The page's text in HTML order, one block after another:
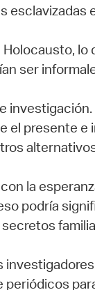
ser
el presente
la
podría